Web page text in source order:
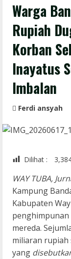
Warga
Rupiah
Korban
Inayatus
Imbalan
Ferdi ansyah
Dilihat :
WAY TUBA,
Kampung
Kabupaten
penghimpunan
mereda.
miliaran rupiah
yang